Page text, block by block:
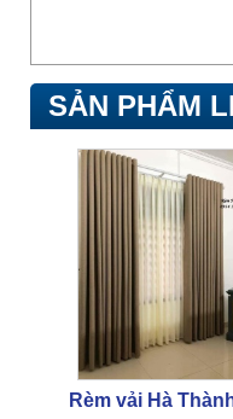
SẢN PHẨM
Rèm vải Hà